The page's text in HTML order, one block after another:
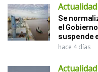
Actualidad
Se
el
suspende
hace 4 días
Actualidad